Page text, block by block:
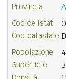
Provincia
Codice Istat
Cod.catastale
Popolazione
Superficie